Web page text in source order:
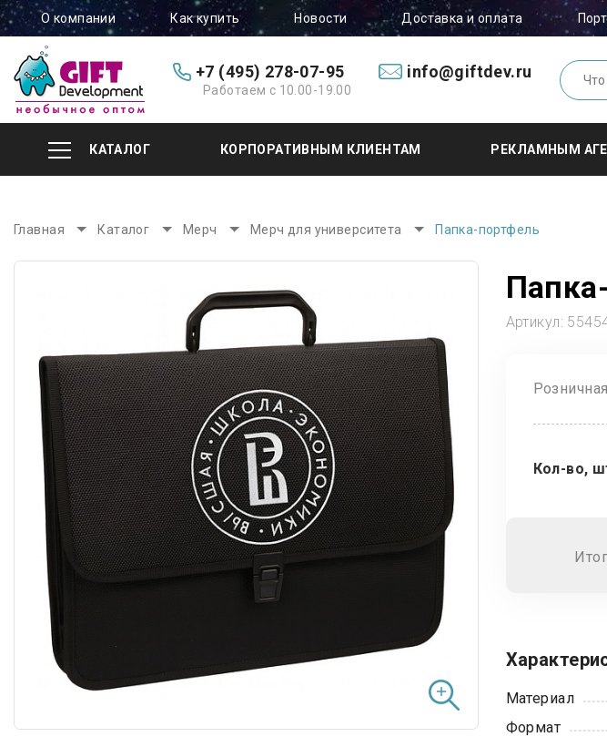
О компании Как купить Новости Доставка и оплата
+7 (495) 278-07-95
Работаем с 10.00-19.00
info@giftdev.ru
КАТАЛОГ КОРПОРАТИВНЫМ КЛИЕНТАМ РЕКЛАМНЫМ
Главная Каталог Мерч Мерч для университета Папка-портфель
Артикул:
Кол-во,
Материал
Формат